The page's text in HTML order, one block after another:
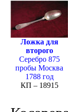
Ложка для
второго
Серебро 875
пробы Москва
1788 год
КП – 18915